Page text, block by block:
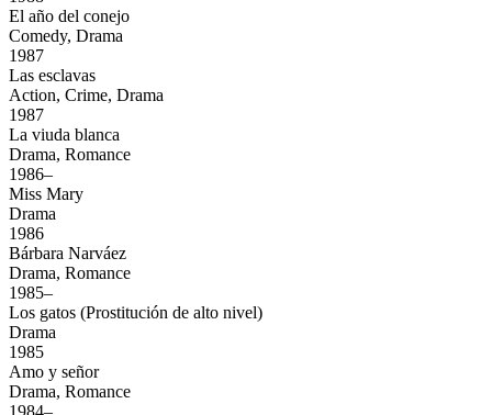
El año del conejo
Comedy, Drama
1987
Las esclavas
Action, Crime, Drama
1987
La viuda blanca
Drama, Romance
1986–
Miss Mary
Drama
1986
Bárbara Narváez
Drama, Romance
1985–
Los gatos (Prostitución de alto nivel)
Drama
1985
Amo y señor
Drama, Romance